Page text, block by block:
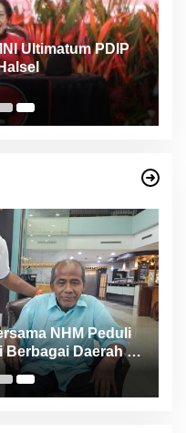
Ultimatum PDIP
NHM Peduli
Daerah di